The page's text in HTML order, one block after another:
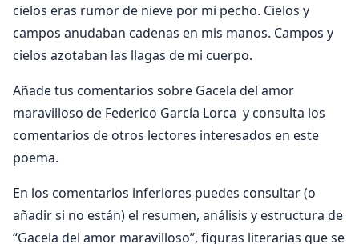
cielos eras rumor de nieve por mi pecho. Cielos y
campos anudaban cadenas en mis manos. Campos y
cielos azotaban las llagas de mi cuerpo.
Añade tus comentarios sobre Gacela del amor
maravilloso de Federico García Lorca y consulta los
comentarios de otros lectores interesados en este
poema.
En los comentarios inferiores puedes consultar (o
añadir si no están) el resumen, análisis y estructura de
“Gacela del amor maravilloso”, figuras literarias que se